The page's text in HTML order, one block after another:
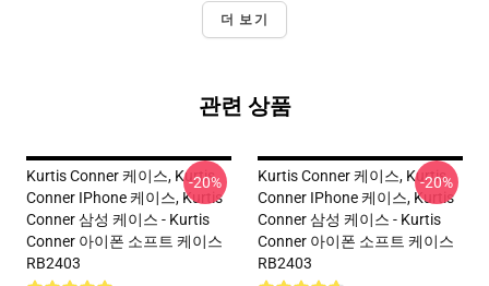
더 보기
관련 상품
Kurtis Conner 케이스, Kurtis
Conner IPhone 케이스, Kurtis
Conner 삼성 케이스 - Kurtis
Conner 아이폰 소프트 케이스
RB2403
-20%
Kurtis Conner 케이스, Kurtis
Conner IPhone 케이스, Kurtis
Conner 삼성 케이스 - Kurtis
Conner 아이폰 소프트 케이스
RB2403
-20%